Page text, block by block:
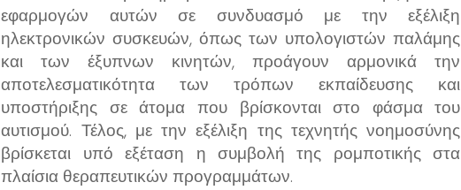
εφαρμογών αυτών σε συνδυασμό με την εξέλιξη
ηλεκτρονικών συσκευών, όπως των υπολογιστών παλάμης
και των έξυπνων κινητών, προάγουν αρμονικά την
αποτελεσματικότητα των τρόπων εκπαίδευσης και
υποστήριξης σε άτομα που βρίσκονται στο φάσμα του
αυτισμού. Τέλος, με την εξέλιξη της τεχνητής νοημοσύνης
βρίσκεται υπό εξέταση η συμβολή της ρομποτικής στα
πλαίσια θεραπευτικών προγραμμάτων.